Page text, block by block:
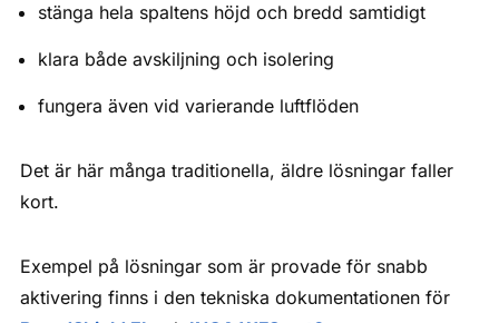
stänga hela spaltens höjd och bredd samtidigt
klara både avskiljning och isolering
fungera även vid varierande luftflöden
Det är här många traditionella, äldre lösningar faller
kort.
Exempel på lösningar som är provade för snabb
aktivering finns i den tekniska dokumentationen för